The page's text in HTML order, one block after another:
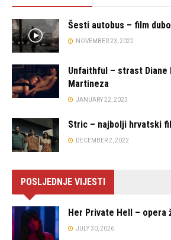
Šesti autobus – film
NOVEMBER 23, 2022
Unfaithful – strast Diane
Martineza
JANUARY 22, 2023
Stric – najbolji hrvatski
DECEMBER 2, 2022
POSLJEDNJE VIJESTI
Her Private Hell – opera
JULY 30, 2026